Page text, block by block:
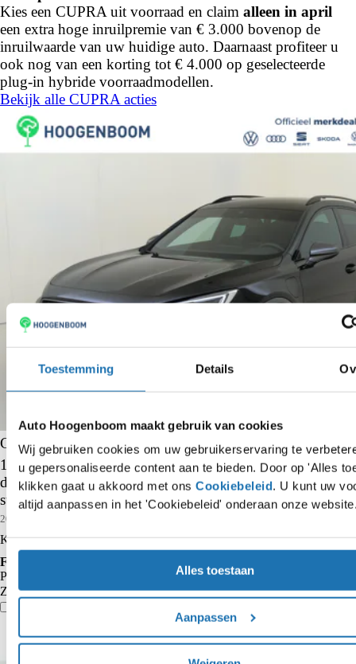
Toestemming Details
Auto Hoogenboom maakt gebruik van cookies
Wij gebruiken cookies om uw gebruikerservaring te
u gepersonaliseerde content aan te bieden. Door op 'Alles
klikken gaat u akkoord met onsCookiebeleid. U kunt uw
altijd aanpassen in het 'Cookiebeleid' onderaan onze
Alles toestaan
Aanpassen
Kies een CUPRA uit voorraad en claim alleen in april
een extra hoge inruilpremie van € 3.000 bovenop de
inruilwaarde van uw huidige auto. Daarnaast profiteer u
ook nog van een korting tot € 4.000 op geselecteerde
plug-in hybride voorraadmodellen.
Bekijk alle CUPRA acties
CUPRA Formentor
1.4 e-Hybrid VZ Performance | SoH 93% | Adaptieve
demping | Dodehoek detectie | Keyless | Stoel- en
stuurwielverwarming | Navigatie | Parkeerassistent |
Adaptieve cruise control |
2021
Kopen
€ 25.450
Financieren p/m vanaf
Particulier
Zakelijkexcl. BTW € 219